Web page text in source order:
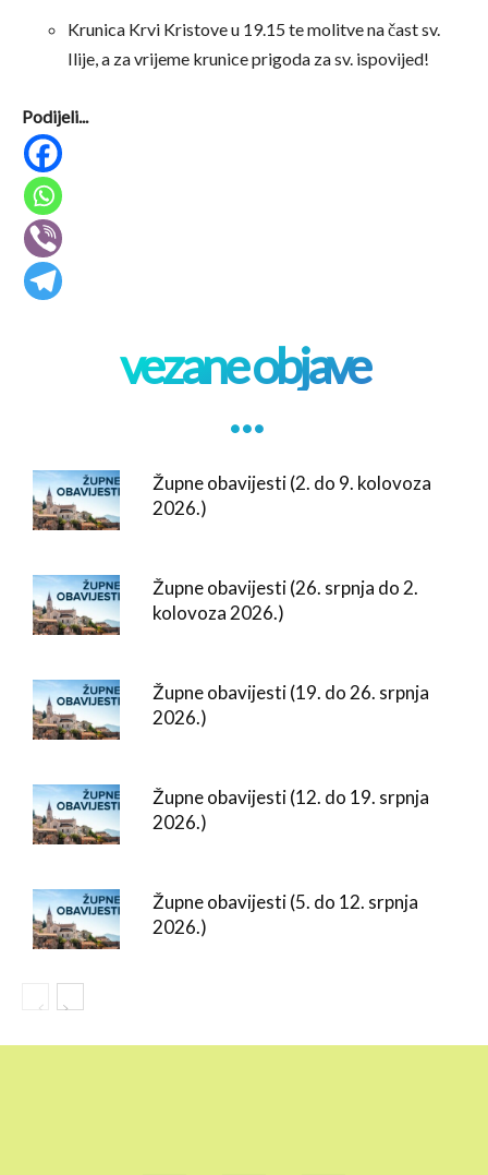
Krunica Krvi Kristove u 19.15 te molitve na čast sv.
Ilije, a za vrijeme krunice prigoda za sv. ispovijed!
Podijeli...
vezane objave
. . .
Župne obavijesti (2. do 9. kolovoza
2026.)
Župne obavijesti (26. srpnja do 2.
kolovoza 2026.)
Župne obavijesti (19. do 26. srpnja
2026.)
Župne obavijesti (12. do 19. srpnja
2026.)
Župne obavijesti (5. do 12. srpnja
2026.)